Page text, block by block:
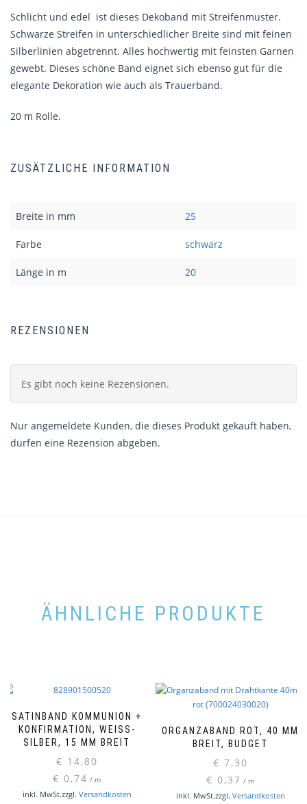
Schlicht und edel ist dieses Dekoband mit Streifenmuster.
Schwarze Streifen in unterschiedlicher Breite sind mit feinen
Silberlinien abgetrennt. Alles hochwertig mit feinsten Garnen
gewebt. Dieses schöne Band eignet sich ebenso gut für die
elegante Dekoration wie auch als Trauerband.
20 m Rolle.
ZUSÄTZLICHE INFORMATION
Breite in mm 25
Farbe schwarz
Länge in m 20
REZENSIONEN
Es gibt noch keine Rezensionen.
Nur angemeldete Kunden, die dieses Produkt gekauft haben,
dürfen eine Rezension abgeben.
ÄHNLICHE PRODUKTE
SATINBAND KOMMUNION +
KONFIRMATION, WEISS-S
ILBER, 15 MM BREIT
€ 14,80
€ 0,74 / m
inkl. MwSt.zzgl. Versandkosten
ORGANZABAND ROT, 40 MM
BREIT, BUDGET
€ 7,30
€ 0,37 / m
inkl. MwSt.zzgl. Versandkosten